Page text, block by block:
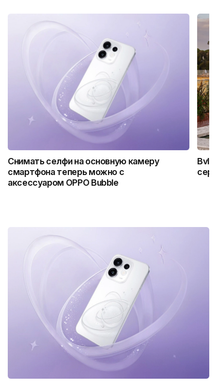
Снимать селфи на основную камеру
смартфона теперь можно с
аксессуаром OPPO Bubble